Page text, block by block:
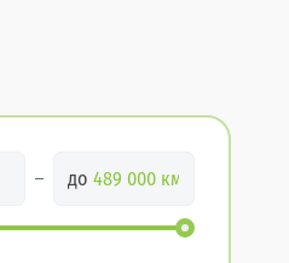
до